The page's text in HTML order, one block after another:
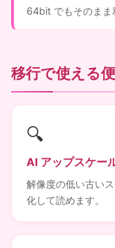
64bit でもそのまま
移行で使える
🔍
AI アップスケー
解像度の低い古い
化して読めます。